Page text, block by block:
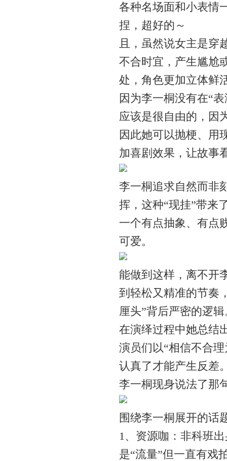
各种名场面和小表情
捏，超好的～
且，虽然说女主是穿
不合时宜，产生尴尬
处，角色更加立体鲜
因为李一桐没有在“
应该是很自由的，因
因此她可以抛梗、用
加喜剧效果，让故事
李一桐追求自然而非
挥，这种“现挂”带来
一个有点抽象、有点
可爱。
能做到这样，离不开
到轻松又精准的节奏
厘头”背后严密的逻辑
在演绎过程中她总结
演员们以“相信不合
认真了才能产生反差
李一桐现身说法了那
围绕李一桐展开的话
1、资源咖：非科班
是“流量”但一直有戏